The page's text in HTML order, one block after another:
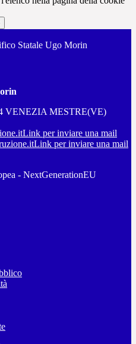
Statale Ugo Morin
VENEZIA MESTRE(VE)
Link per inviare una mail
Link per inviare una mail
- NextGenerationEU